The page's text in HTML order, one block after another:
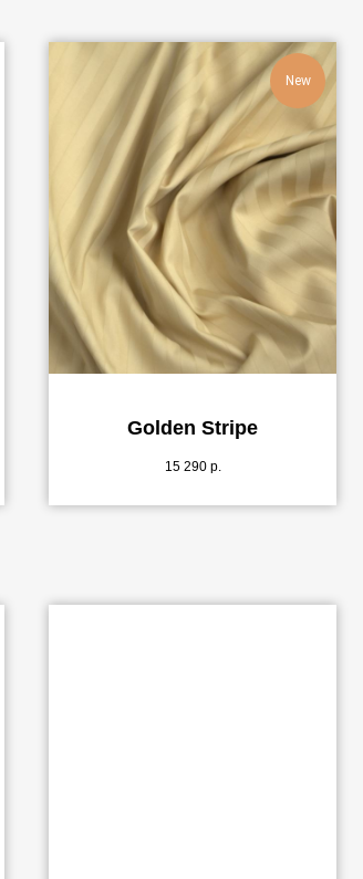
New
Golden Stripe
15 290 р.